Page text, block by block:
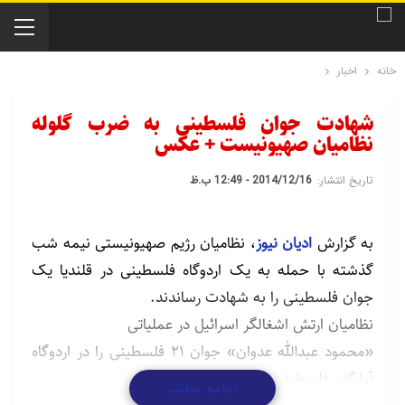
خانه اخبار
شهادت جوان فلسطینی به ضرب گلوله
نظامیان صهیونیست + عکس
تاریخ انتشار: 2014/12/16 - 12:49 ب.ظ
به گزارش ادیان نیوز، نظامیان رژیم صهیونیستی نیمه شب
گذشته با حمله به یک اردوگاه فلسطینی در قلندیا یک
جوان فلسطینی را به شهادت رساندند.
نظامیان ارتش اشغالگر اسرائیل در عملیاتی
«محمود عبدالله عدوان» جوان ۲۱ فلسطینی را در اردوگاه
آوارگان فلسطینی
ادامه مطلب